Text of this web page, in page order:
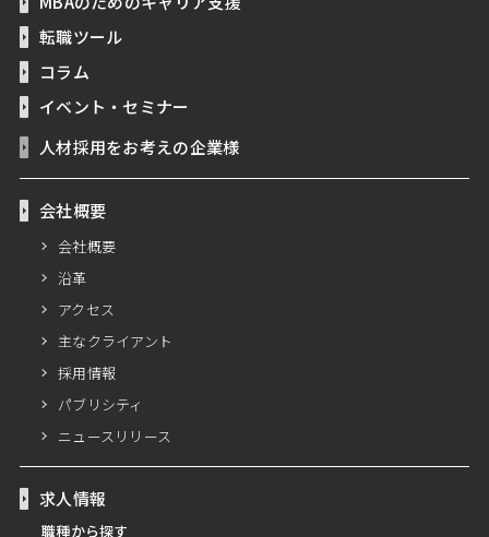
転職ツール
コラム
イベント・セミナー
人材採用をお考えの企業様
会社概要
会社概要
沿革
アクセス
主なクライアント
採用情報
パブリシティ
ニュースリリース
求人情報
職種から探す